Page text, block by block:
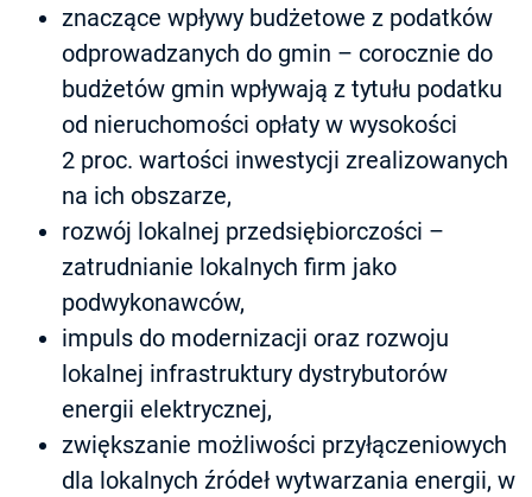
znaczące wpływy budżetowe z podatków
odprowadzanych do gmin – corocznie do
budżetów gmin wpływają z tytułu podatku
od nieruchomości opłaty w wysokości
2 proc. wartości inwestycji zrealizowanych
na ich obszarze,
rozwój lokalnej przedsiębiorczości –
zatrudnianie lokalnych firm jako
podwykonawców,
impuls do modernizacji oraz rozwoju
lokalnej infrastruktury dystrybutorów
energii elektrycznej,
zwiększanie możliwości przyłączeniowych
dla lokalnych źródeł wytwarzania energii, w